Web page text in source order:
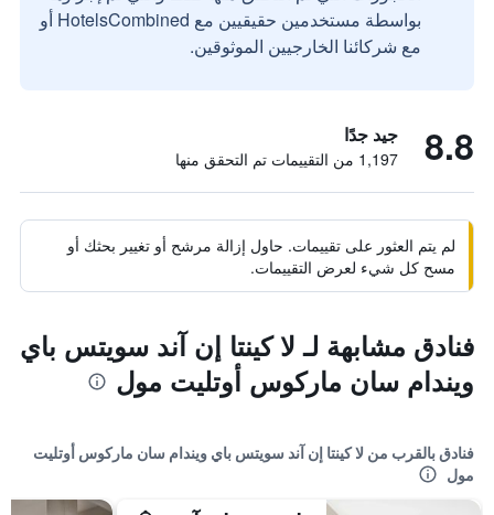
بواسطة مستخدمين حقيقيين مع HotelsCombined أو
مع شركائنا الخارجيين الموثوقين.
8.8 جيد جدًا
1,197 من التقييمات تم التحقق منها
لم يتم العثور على تقييمات. حاول إزالة مرشح أو تغيير بحثك أو
مسح كل شيء لعرض التقييمات.
فنادق مشابهة لـ لا كينتا إن آند سويتس باي
ويندام سان ماركوس أوتليت مول
فنادق بالقرب من لا كينتا إن آند سويتس باي ويندام سان ماركوس أوتليت
مول